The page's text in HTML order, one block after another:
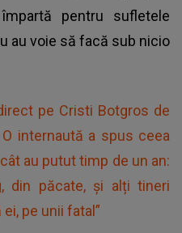
pentru sufletele
au voie să facă sub nicio
pe Cristi Botgros de
internaută a spus ceea
au putut timp de un an:
din păcate, și alți tineri
pe unii fatal”